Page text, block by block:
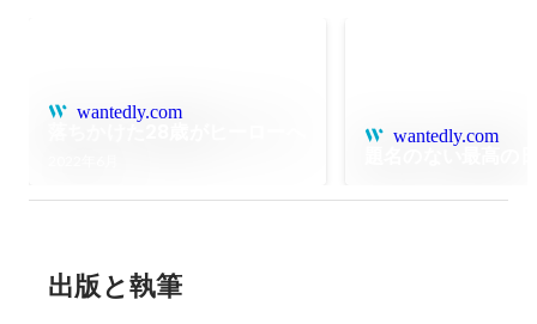
wantedly.com
wantedly.com
出版と執筆